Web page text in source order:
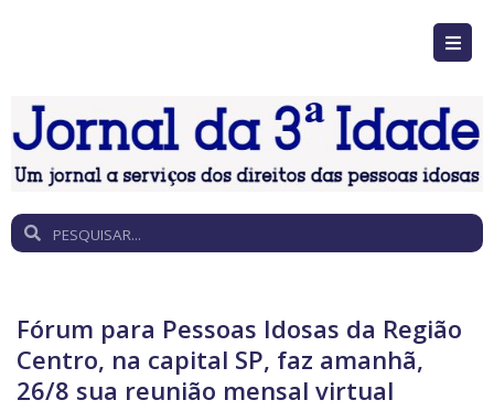
Fórum para Pessoas Idosas da Região
Centro, na capital SP, faz amanhã,
26/8 sua reunião mensal virtual